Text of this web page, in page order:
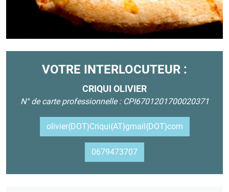
VOTRE INTERLOCUTEUR :
CRIQUI OLIVIER
N° de carte professionnelle : CPI6701201700020371
olivier{DOT}Criqui{AT}gmail{DOT}com
0679473707